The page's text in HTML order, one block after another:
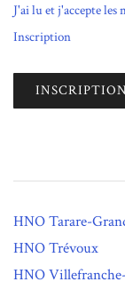
J'ai lu et j'accepte
Inscription
HNO Tarare-
HNO Trévoux
HNO